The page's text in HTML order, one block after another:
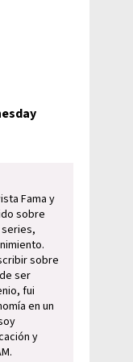
Fama y
sobre
sobre
ser
fui
en un
y